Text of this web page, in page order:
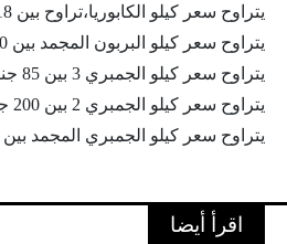
يتراوح سعر كيلو الكابوريا،تراوح بين 18 جنيها و50 جنيها
يتراوح سعر كيلو البربون المجمد بين 30 جنيها و40 جنيه
يتراوح سعر كيلو الجمبري 3 بين 85 جنيها و155 جنيه
يتراوح سعر كيلو الجمبري 2 بين 200 جنيه و270 جنيه
يتراوح سعر كيلو الجمبري المجمد بين 90 جنيها و170 جنيه
اقرأ أيضا